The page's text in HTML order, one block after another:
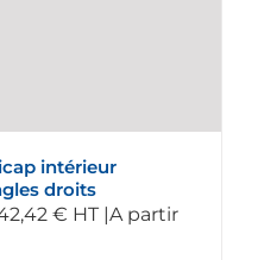
intérieur
droits
€ HT |A partir